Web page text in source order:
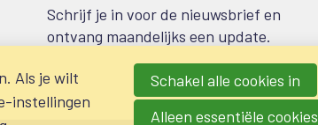
Schrijf je in voor de nieuwsbrief en
ontvang maandelijks een update.
Als je wilt
instellingen
Schakel alle cookies in
Alleen essentiële cookies